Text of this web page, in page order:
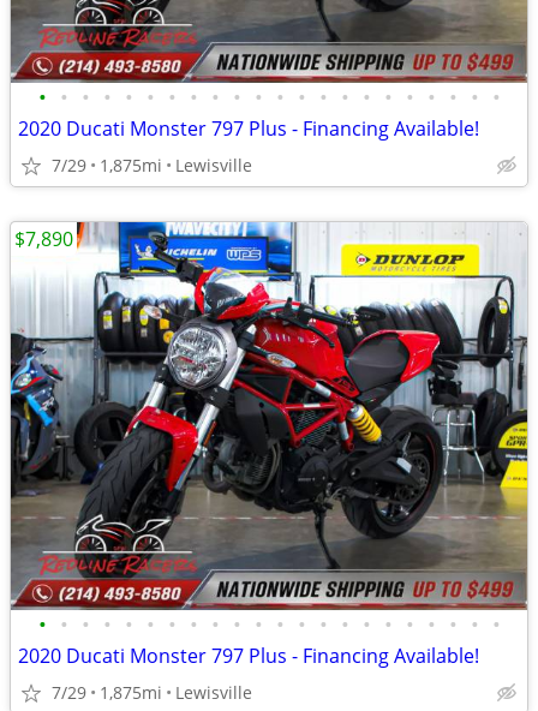
• • • • • • • • • • • • • • • • • • • • • •
2020 Ducati Monster 797 Plus - Financing Available!
7/29 1,875mi Lewisville
• • • • • • • • • • • • • • • • • • • • • •
2020 Ducati Monster 797 Plus - Financing Available!
7/29 1,875mi Lewisville
$7,890